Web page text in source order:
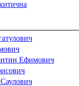
Ефимович